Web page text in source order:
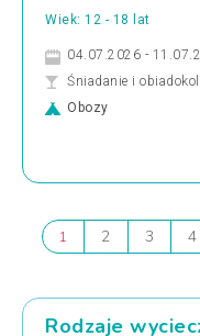
Wiek: 12 - 18 lat
04.07.2026 -
Śniadanie i
Obozy
1 2 3 4
Rodzaje